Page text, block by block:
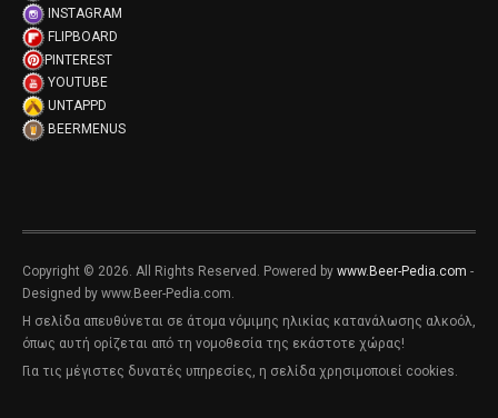
INSTAGRAM
FLIPBOARD
PINTEREST
YOUTUBE
UNTAPPD
BEERMENUS
Copyright © 2026. All Rights Reserved. Powered by www.Beer-Pedia.com -
Designed by www.Beer-Pedia.com.
Η σελίδα απευθύνεται σε άτομα νόμιμης ηλικίας κατανάλωσης αλκοόλ,
όπως αυτή ορίζεται από τη νομοθεσία της εκάστοτε χώρας!
Για τις μέγιστες δυνατές υπηρεσίες, η σελίδα χρησιμοποιεί cookies.